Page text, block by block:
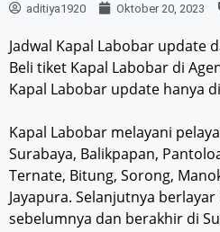
aditiya1920 Oktober 20, 2023
Jadwal Kapal Labobar update
Beli tiket Kapal Labobar di
Kapal Labobar update hanya
Kapal Labobar melayani
Surabaya, Balikpapan,
Ternate, Bitung, Sorong,
Jayapura. Selanjutnya
sebelumnya dan berakhir di